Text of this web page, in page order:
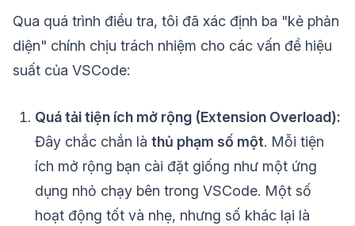
Qua quá trình điều tra, tôi đã xác định ba "kẻ phản
diện" chính chịu trách nhiệm cho các vấn đề hiệu
suất của VSCode:
Quá tải tiện ích mở rộng (Extension Overload):
Đây chắc chắn là thủ phạm số một. Mỗi tiện
ích mở rộng bạn cài đặt giống như một ứng
dụng nhỏ chạy bên trong VSCode. Một số
hoạt động tốt và nhẹ, nhưng số khác lại là